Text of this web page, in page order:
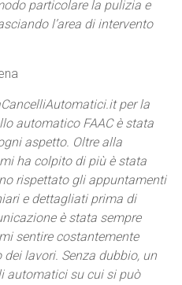
particolare la pulizia e
l’area di intervento
per la
automatico FAAC è stata
aspetto. Oltre alla
ha colpito di più è stata
rispettato gli appuntamenti
e dettagliati prima di
è stata sempre
sentire costantemente
lavori. Senza dubbio, un
automatici su cui si può